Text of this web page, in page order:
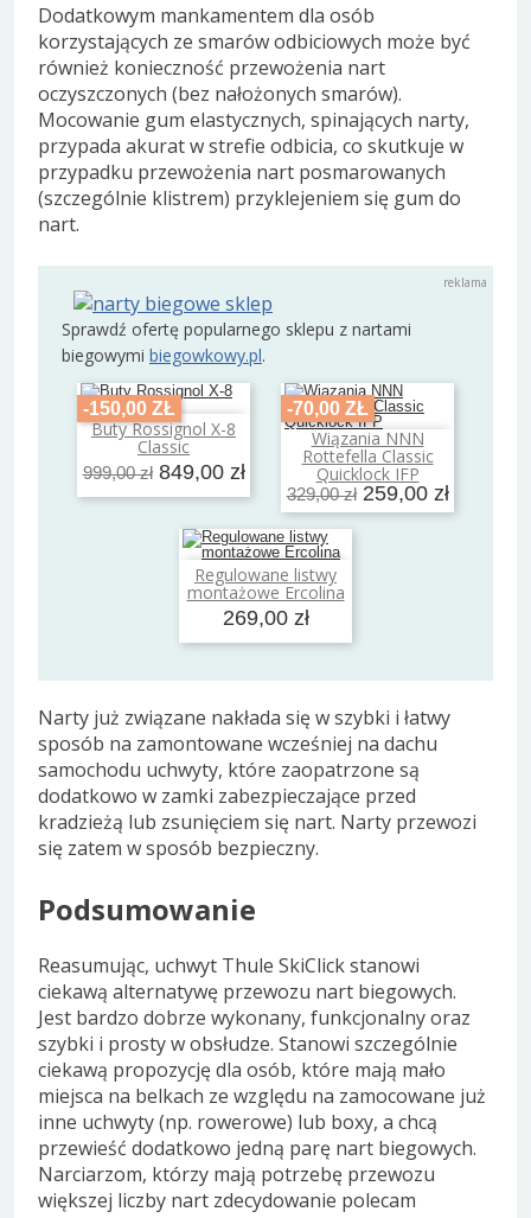
Dodatkowym mankamentem dla osób
korzystających ze smarów odbiciowych może być
również konieczność przewożenia nart
oczyszczonych (bez nałożonych smarów).
Mocowanie gum elastycznych, spinających narty,
przypada akurat w strefie odbicia, co skutkuje w
przypadku przewożenia nart posmarowanych
(szczególnie klistrem) przyklejeniem się gum do
nart.
Sprawdź ofertę popularnego sklepu z nartami
biegowymi biegowkowy.pl.
-150,00 ZŁ
Buty Rossignol X-8
Classic
999,00 zł 849,00 zł
Dodaj do koszyka
-70,00 ZŁ
Wiązania NNN
Rottefella Classic
Quicklock IFP
329,00 zł 259,00 zł
Dodaj do koszyka
Regulowane listwy
montażowe Ercolina
269,00 zł
Dodaj do koszyka
Narty już związane nakłada się w szybki i łatwy
sposób na zamontowane wcześniej na dachu
samochodu uchwyty, które zaopatrzone są
dodatkowo w zamki zabezpieczające przed
kradzieżą lub zsunięciem się nart. Narty przewozi
się zatem w sposób bezpieczny.
Podsumowanie
Reasumując, uchwyt Thule SkiClick stanowi
ciekawą alternatywę przewozu nart biegowych.
Jest bardzo dobrze wykonany, funkcjonalny oraz
szybki i prosty w obsłudze. Stanowi szczególnie
ciekawą propozycję dla osób, które mają mało
miejsca na belkach ze względu na zamocowane już
inne uchwyty (np. rowerowe) lub boxy, a chcą
przewieść dodatkowo jedną parę nart biegowych.
Narciarzom, którzy mają potrzebę przewozu
większej liczby nart zdecydowanie polecam